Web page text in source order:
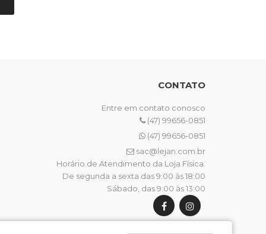
CONTATO
Entre em contato conosco
(47) 99656-0851
(47) 99656-0851
sac@lejan.com.br
Horário de Atendimento da Loja Física:
De segunda a sexta das 9:00 às 18:00
Sábado, das 9:00 às 13:00